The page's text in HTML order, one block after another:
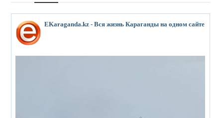
EKaraganda.kz - Вся жизнь Караганды на одном сайте